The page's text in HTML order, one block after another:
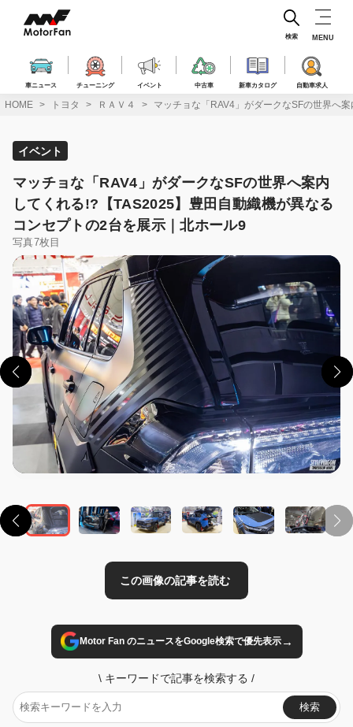
ス
車ニュース チューニング イベント 中古車 新車カタログ 自動車求人
検索 MENU
HOME トヨタ ＲＡＶ４ マッチョな「RAV4」がダークなSFの世界へ
イベント
マッチョな「RAV4」がダークなSFの世界へ案内
してくれる!?【TAS2025】豊田自動織機が異なる
コンセプトの2台を展示｜北ホール9
写真7枚目
Motor Fan のニュースをGoogle検索で優先表示→
\ キーワードで記事を検索する /
検索